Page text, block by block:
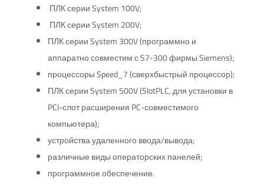
ПЛК серии System 100V;
ПЛК серии System 200V;
ПЛК серии System 300V (программно и
аппаратно совместим с S7-300 фирмы Siemens);
процессоры Speed_7 (сверхбыстрый процессор);
ПЛК серии System 500V (SlotPLC, для установки в
PCI-слот расширения PC-совместимого
компьютера);
устройства удаленного ввода/вывода;
различные виды операторских панелей;
программное обеспечение.